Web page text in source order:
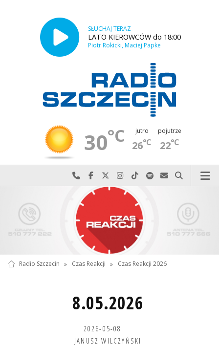
SŁUCHAJ TERAZ
LATO KIEROWCÓW do 18:00
Piotr Rokicki, Maciej Papke
30°C jutro
26°C
pojutrze
22°C
Najlepiej po prostu do nas zadzwoń
Odwiedź nas na Facebook-u
Odwiedź nas na X
Odwiedź nas na Instagram-ie
Odwiedź nas na TikTok-u
Szukaj nas na Spotify
Wyślij do nas
Szukaj
Radio Szczecin » Czas Reakcji » Czas Reakcji 2026
8.05.2026
2026-05-08
JANUSZ WILCZYŃSKI